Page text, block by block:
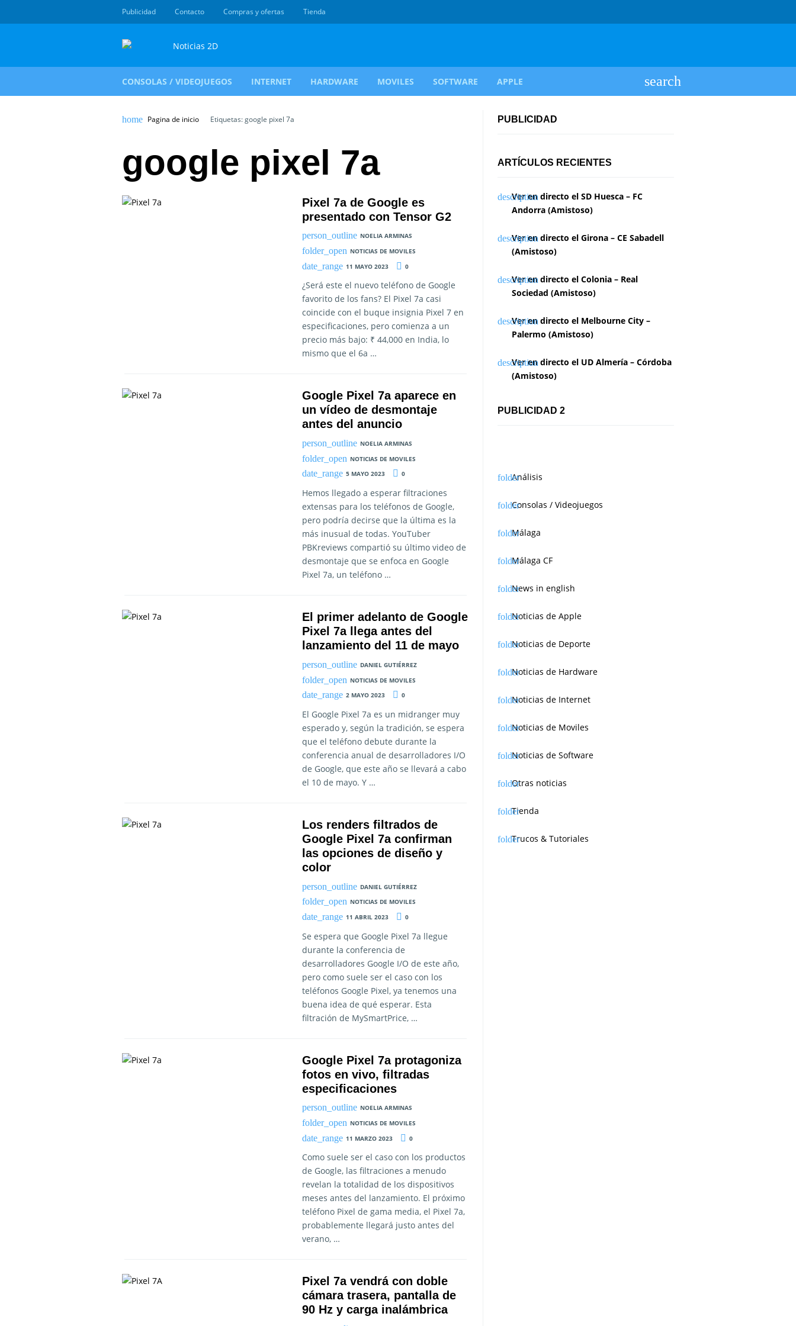
Publicidad Contacto Compras y ofertas Tienda
CONSOLAS / VIDEOJUEGOS INTERNET HARDWARE MOVILES SOFTWARE APPLE
Pagina de inicio Etiquetas: google pixel 7a
google pixel 7a
Pixel 7a de Google es
presentado con Tensor G2
NOELIA ARMINAS
NOTICIAS DE MOVILES
11 MAYO 2023
0
¿Será este el nuevo teléfono de Google
favorito de los fans? El Pixel 7a casi
coincide con el buque insignia Pixel 7 en
especificaciones, pero comienza a un
precio más bajo: ₹ 44,000 en India, lo
mismo que el 6a …
Google Pixel 7a aparece en
un vídeo de desmontaje
antes del anuncio
NOELIA ARMINAS
NOTICIAS DE MOVILES
5 MAYO 2023
0
Hemos llegado a esperar filtraciones
extensas para los teléfonos de Google,
pero podría decirse que la última es la
más inusual de todas. YouTuber
PBKreviews compartió su último video de
desmontaje que se enfoca en Google
Pixel 7a, un teléfono …
El primer adelanto de Google
Pixel 7a llega antes del
lanzamiento del 11 de mayo
DANIEL GUTIÉRREZ
NOTICIAS DE MOVILES
2 MAYO 2023
0
El Google Pixel 7a es un midranger muy
esperado y, según la tradición, se espera
que el teléfono debute durante la
conferencia anual de desarrolladores I/O
de Google, que este año se llevará a cabo
el 10 de mayo. Y …
Los renders filtrados de
Google Pixel 7a confirman
las opciones de diseño y
color
DANIEL GUTIÉRREZ
NOTICIAS DE MOVILES
11 ABRIL 2023
0
Se espera que Google Pixel 7a llegue
durante la conferencia de
desarrolladores Google I/O de este año,
pero como suele ser el caso con los
teléfonos Google Pixel, ya tenemos una
buena idea de qué esperar. Esta
filtración de MySmartPrice, …
Google Pixel 7a protagoniza
fotos en vivo, filtradas
especificaciones
NOELIA ARMINAS
NOTICIAS DE MOVILES
11 MARZO 2023
0
Como suele ser el caso con los productos
de Google, las filtraciones a menudo
revelan la totalidad de los dispositivos
meses antes del lanzamiento. El próximo
teléfono Pixel de gama media, el Pixel 7a,
probablemente llegará justo antes del
verano, …
Pixel 7a vendrá con doble
cámara trasera, pantalla de
90 Hz y carga inalámbrica
PUBLICIDAD
ARTÍCULOS RECIENTES
Ver en directo el SD Huesca – FC
Andorra (Amistoso)
Ver en directo el Girona – CE Sabadell
(Amistoso)
Ver en directo el Colonia – Real
Sociedad (Amistoso)
Ver en directo el Melbourne City –
Palermo (Amistoso)
Ver en directo el UD Almería – Córdoba
(Amistoso)
PUBLICIDAD 2
Análisis
Consolas / Videojuegos
Málaga
Málaga CF
News in english
Noticias de Apple
Noticias de Deporte
Noticias de Hardware
Noticias de Internet
Noticias de Moviles
Noticias de Software
Otras noticias
Tienda
Trucos & Tutoriales